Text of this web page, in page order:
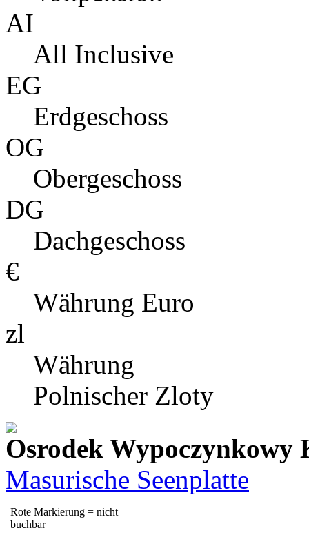
AI
All Inclusive
EG
Erdgeschoss
OG
Obergeschoss
DG
Dachgeschoss
€
Währung Euro
zl
Währung
Polnischer Zloty
Osrodek
Masurische Seenplatte
Rote Markierung = nicht
buchbar